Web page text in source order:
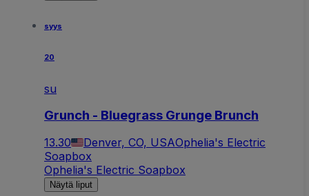
syys
20
su
Grunch - Bluegrass Grunge Brunch
13.30 Denver, CO, USAOphelia's Electric
Soapbox
Ophelia's Electric Soapbox
Näytä liput